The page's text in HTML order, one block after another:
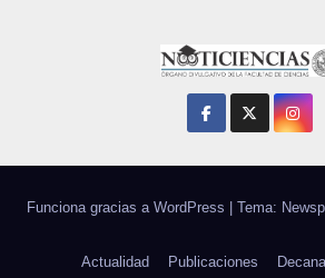
Funciona gracias a WordPress Tema:
Actualidad Publicaciones